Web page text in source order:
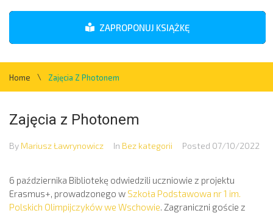
Wydarzenia
Kontakt
ZAPROPONUJ KSIĄŻKĘ
Home \ Zajęcia Z Photonem
Zajęcia z Photonem
By Mariusz Ławrynowicz In Bez kategorii Posted 07/10/2022
6 października Bibliotekę odwiedzili uczniowie z projektu
Erasmus+, prowadzonego w Szkoła Podstawowa nr 1 im.
Polskich Olimpijczyków we Wschowie . Zagraniczni goście z